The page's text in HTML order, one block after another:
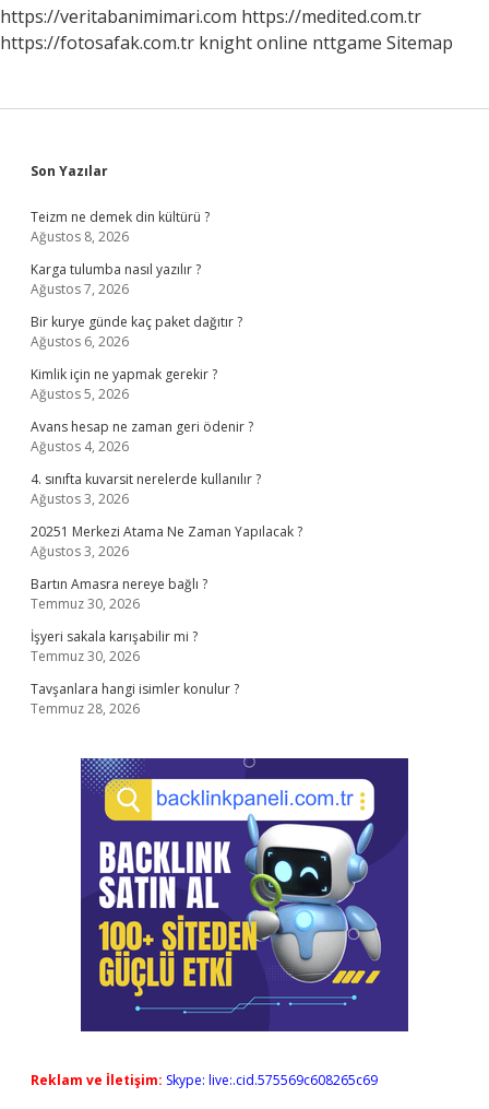
https://veritabanimimari.com https://medited.com.tr
https://fotosafak.com.tr knight online nttgame Sitemap
Sidebar
Son Yazılar
Teizm ne demek din kültürü ?
Ağustos 8, 2026
Karga tulumba nasıl yazılır ?
Ağustos 7, 2026
Bir kurye günde kaç paket dağıtır ?
Ağustos 6, 2026
Kimlik için ne yapmak gerekir ?
Ağustos 5, 2026
Avans hesap ne zaman geri ödenir ?
Ağustos 4, 2026
4. sınıfta kuvarsit nerelerde kullanılır ?
Ağustos 3, 2026
20251 Merkezi Atama Ne Zaman Yapılacak ?
Ağustos 3, 2026
Bartın Amasra nereye bağlı ?
Temmuz 30, 2026
İşyeri sakala karışabilir mi ?
Temmuz 30, 2026
Tavşanlara hangi isimler konulur ?
Temmuz 28, 2026
Reklam ve İletişim: Skype: live:.cid.575569c608265c69